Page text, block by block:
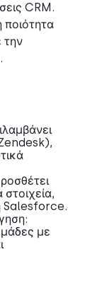
CRM.
ποιότητα
την
Salesforce.
με